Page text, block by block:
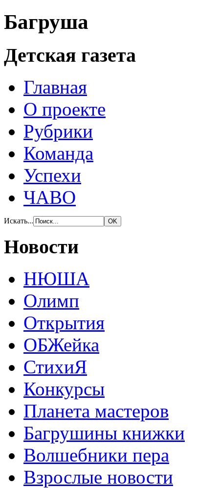
Багруша
Детская газета
Главная
О проекте
Рубрики
Команда
Успехи
ЧАВО
Искать...
Новости
НЮША
Олимп
Открытия
ОБЖейка
СтихиЯ
Конкурсы
Планета мастеров
Багрушины книжки
Волшебники пера
Взрослые новости